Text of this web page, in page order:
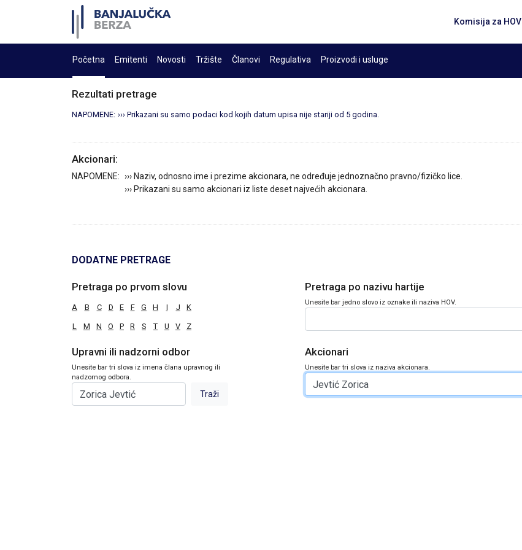
Komisija za HOV
Početna Emitenti Novosti Tržište Članovi Regulativa Proizvodi i usluge
Rezultati pretrage
NAPOMENE: ››› Prikazani su samo podaci kod kojih datum upisa nije stariji od 5 godina.
Akcionari:
NAPOMENE: ››› Naziv, odnosno ime i prezime akcionara, ne određuje jednoznačno pravno/fizičko lice.
››› Prikazani su samo akcionari iz liste deset najvećih akcionara.
DODATNE PRETRAGE
Pretraga po prvom slovu
A B C D E F G H I J K
L M N O P R S T U V Z
Pretraga po nazivu hartije
Unesite bar jedno slovo iz oznake ili naziva HOV.
Upravni ili nadzorni odbor
Unesite bar tri slova iz imena člana upravnog ili
nadzornog odbora.
Akcionari
Unesite bar tri slova iz naziva akcionara.